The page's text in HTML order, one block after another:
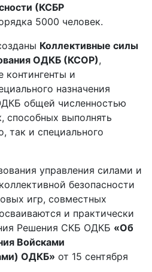
(КСБР
5000 человек.
Коллективные силы
ОДКБ (КСОР),
и
назначения
общей численностью
способных выполнять
так и специального
управления силами и
безопасности
игр, совместных
и практически
Решения СКБ ОДКБ «Об
Войсками
ОДКБ» от 15 сентября